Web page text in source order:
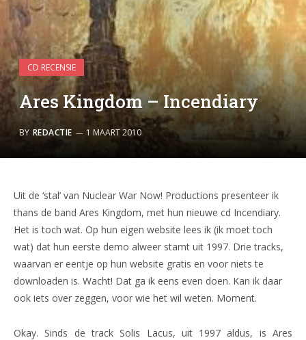
CD RECENSIE
Ares Kingdom – Incendiary
BY REDACTIE 1 MAART 2010
Uit de ‘stal’ van Nuclear War Now! Productions presenteer ik
thans de band Ares Kingdom, met hun nieuwe cd Incendiary.
Het is toch wat. Op hun eigen website lees ik (ik moet toch
wat) dat hun eerste demo alweer stamt uit 1997. Drie tracks,
waarvan er eentje op hun website gratis en voor niets te
downloaden is. Wacht! Dat ga ik eens even doen. Kan ik daar
ook iets over zeggen, voor wie het wil weten. Moment.
Okay. Sinds de track Solis Lacus, uit 1997 aldus, is Ares